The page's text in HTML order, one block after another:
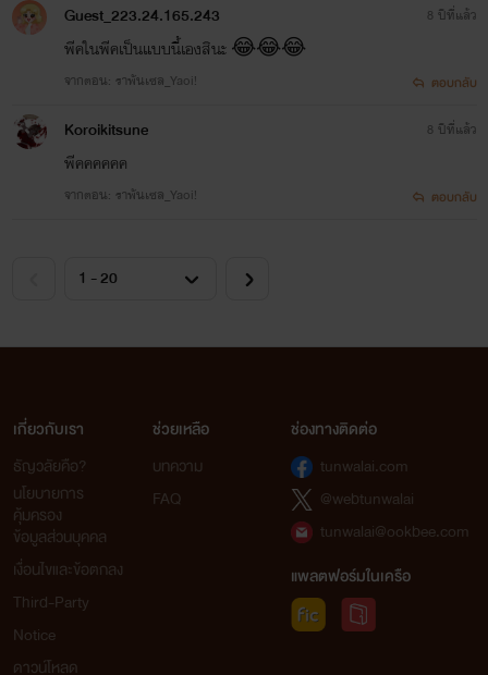
Guest_223.24.165.243
พีคในพีคเป็นแบบนี้เองสินะ 😂😂😂
จากตอน: ‪ราพันเซล_Yaoi‬!
8 ปีที่แล้ว
ตอบกลับ
Koroikitsune
พีคคคคคค
จากตอน: ‪ราพันเซล_Yaoi‬!
8 ปีที่แล้ว
ตอบกลับ
เกี่ยวกับเรา
ธัญวลัยคือ?
นโยบายการ
คุ้มครอง
ข้อมูลส่วนบุคคล
เงื่อนไขและข้อตกลง
Third-Party
Notice
ดาวน์โหลด
ช่วยเหลือ
บทความ
FAQ
ช่องทางติดต่อ
tunwalai.com
@webtunwalai
tunwalai@ookbee.com
แพลตฟอร์มในเครือ